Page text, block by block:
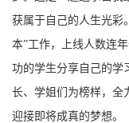
获属于自己的人生光彩
本”工作，上线人数连
功的学生分享自己的学
长、学姐们为榜样，全
迎接即将成真的梦想。